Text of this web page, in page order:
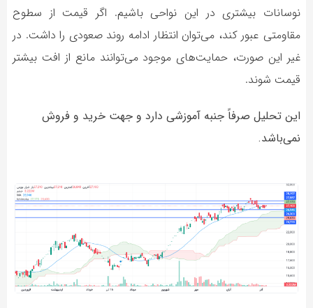
نوسانات بیشتری در این نواحی باشیم. اگر قیمت از سطوح
مقاومتی عبور کند، می‌توان انتظار ادامه روند صعودی را داشت. در
غیر این صورت، حمایت‌های موجود می‌توانند مانع از افت بیشتر
قیمت شوند.
این تحلیل صرفاً جنبه آموزشی دارد و جهت خرید و فروش
نمی‌باشد.